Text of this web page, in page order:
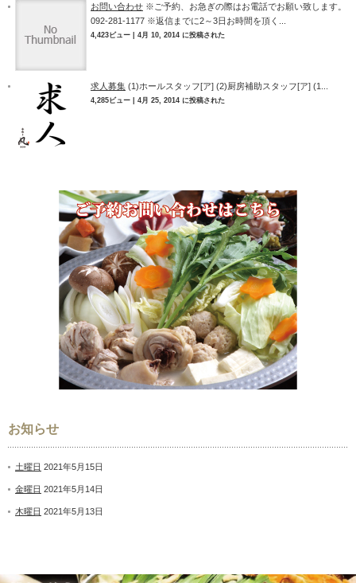
お問い合わせ ※ご予約、お急ぎの際はお電話でお願い致します。
092-281-1177 ※返信までに2～3日お時間を頂く...
4,423ビュー 4月 10, 2014 に投稿された
求人募集 (1)ホールスタッフ[ア] (2)厨房補助スタッフ[ア] (1...
4,285ビュー 4月 25, 2014 に投稿された
お知らせ
土曜日 2021年5月15日
金曜日 2021年5月14日
木曜日 2021年5月13日